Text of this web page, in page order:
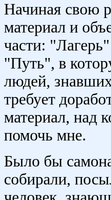
Начиная свою
материал и
части:
"Путь", в
людей,
требует
материал, над
помочь мне.
Было бы
собирали,